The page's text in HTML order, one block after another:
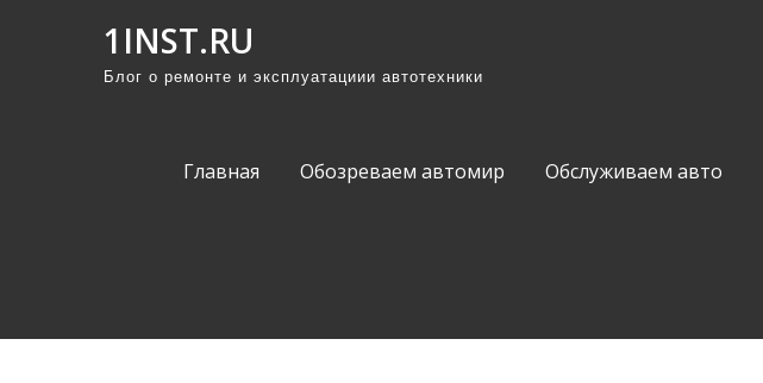
1INST.RU
Блог о ремонте и эксплуатациии автотехники
Главная Обозреваем автомир Обслуживаем авто